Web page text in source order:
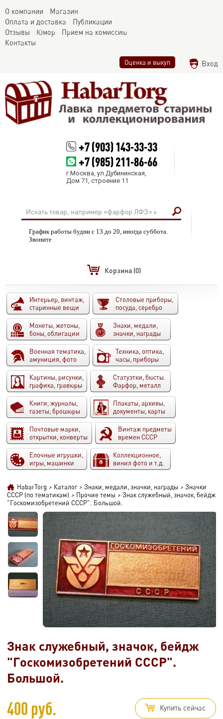
О компании
Магазин
Оплата и доставка
Публикации
Отзывы
Юмор
Прием на комиссию
Контакты
Оценка и выкуп Вход
+7 (903) 143-33-33
+7 (985) 211-86-66
г.Москва, ул.Дубининская,
Дом 71, строение 11
График работы будни с 13 до 20, иногда суббота.
Звоните
Корзина (0)
Интерьер, винтаж,
старинные вещи
Столовые приборы,
посуда, серебро
Монеты, жетоны,
боны, облигации
Знаки, медали,
значки, награды
Военная тематика,
амуниция, фото
Техника, оптика,
часы, приборы
Картины, рисунки,
графика, гравюры
Статуэтки, бюсты.
Фарфор, металл
Книги, журналы,
газеты, брошюры
Плакаты, архивы,
документы, карты
Почтовые марки,
открытки, конверты
Винтаж предметы
времен СССР
Елочные игрушки,
игры, машинки
Коллекционное,
винил фото и т.д.
HabarTorg > Каталог > Знаки, медали, значки, награды > Значки
СССР (по тематикам) > Прочие темы > Знак служебный, значок, бейдж
"Госкомизобретений СССР". Большой.
Знак служебный, значок, бейдж
"Госкомизобретений СССР".
Большой.
400 руб. Купить сейчас